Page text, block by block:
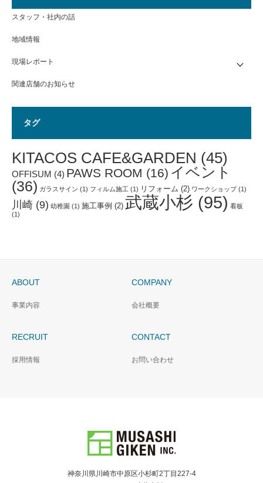
スタッフ・社内の話
地域情報
現場レポート
関連店舗のお知らせ
タグ
KITACOS CAFE&GARDEN (45)
OFFISUM (4) PAWS ROOM (16) イベント
(36) ガラスサイン (1) フィルム施工 (1) リフォーム (2) ワークショップ(1)
川崎 (9) 幼稚園 (1) 施工事例 (2) 武蔵小杉 (95) 看板
(1)
ABOUT
事業内容
COMPANY
会社概要
RECRUIT
採用情報
CONTACT
お問い合わせ
神奈川県川崎市中原区小杉町2丁目227-4